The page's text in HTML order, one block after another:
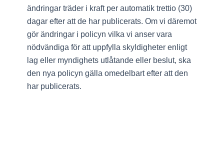
ändringar träder i kraft per automatik trettio (30)
dagar efter att de har publicerats. Om vi däremot
gör ändringar i policyn vilka vi anser vara
nödvändiga för att uppfylla skyldigheter enligt
lag eller myndighets utlåtande eller beslut, ska
den nya policyn gälla omedelbart efter att den
har publicerats.